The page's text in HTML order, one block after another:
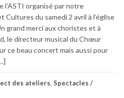
l’ASTI organisé par notre
Cultures du samedi 2 avril à l’église
grand merci aux choristes et à
le directeur musical du Chœur
ce beau concert mais aussi pour
des ateliers, Spectacles /